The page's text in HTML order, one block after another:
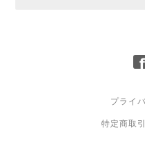
プライ
特定商取